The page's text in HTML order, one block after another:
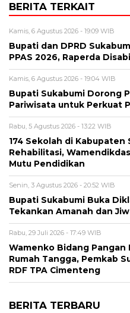
BERITA TERKAIT
Kamis, 6 Agustus 2026 - 19:09 WIB
Bupati dan DPRD
PPAS 2026, Raperda
Kamis, 6 Agustus 2026 - 19:04 WIB
Bupati Sukabumi Dorong
Pariwisata untuk Perkuat
Rabu, 5 Agustus 2026 - 13:22 WIB
174 Sekolah di Kabupaten
Rehabilitasi,
Mutu Pendidikan
Senin, 3 Agustus 2026 - 20:52 WIB
Bupati Sukabumi Buka
Tekankan Amanah dan
Rabu, 29 Juli 2026 - 17:49 WIB
Wamenko Bidang Pangan
Rumah Tangga, Pemkab
RDF TPA Cimenteng
BERITA TERBARU